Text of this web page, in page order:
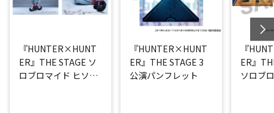
『HUNTER×HUNT
ER』THE STAGE ソ
ロブロマイド ヒソカ
『HUNTER×HUNT
ER』THE STAGE 3
公演パンフレット
『
ER』
ソロブ